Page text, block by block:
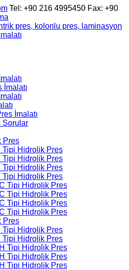
Tel: +90 216 4995450 Fax: +90
pres, kolonlu pres, laminasyon
İmalatı
İmalatı
Sorular
Pres
Tipi Hidrolik Pres
Tipi Hidrolik Pres
Tipi Hidrolik Pres
Tipi Hidrolik Pres
Tipi Hidrolik Pres
Tipi Hidrolik Pres
Tipi Hidrolik Pres
Tipi Hidrolik Pres
Pres
Tipi Hidrolik Pres
Tipi Hidrolik Pres
Tipi Hidrolik Pres
Tipi Hidrolik Pres
Tipi Hidrolik Pres